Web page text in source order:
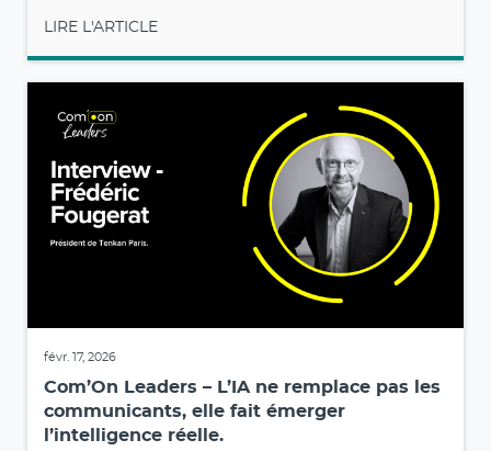
LIRE L'ARTICLE
févr. 17, 2026
Com’On Leaders – L’IA ne remplace pas les
communicants, elle fait émerger
l’intelligence réelle.